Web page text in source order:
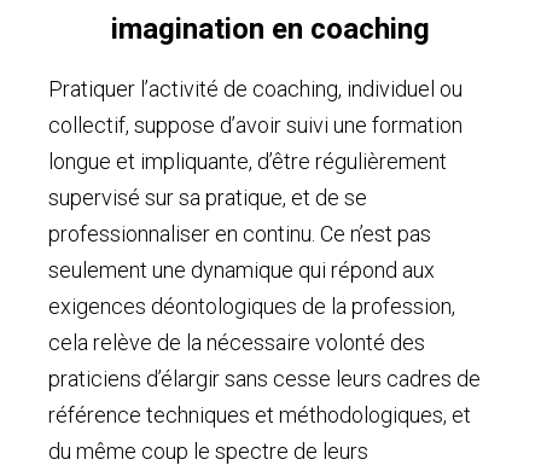
imagination en coaching
Pratiquer l’activité de coaching, individuel ou
collectif, suppose d’avoir suivi une formation
longue et impliquante, d’être régulièrement
supervisé sur sa pratique, et de se
professionnaliser en continu. Ce n’est pas
seulement une dynamique qui répond aux
exigences déontologiques de la profession,
cela relève de la nécessaire volonté des
praticiens d’élargir sans cesse leurs cadres de
référence techniques et méthodologiques, et
du même coup le spectre de leurs